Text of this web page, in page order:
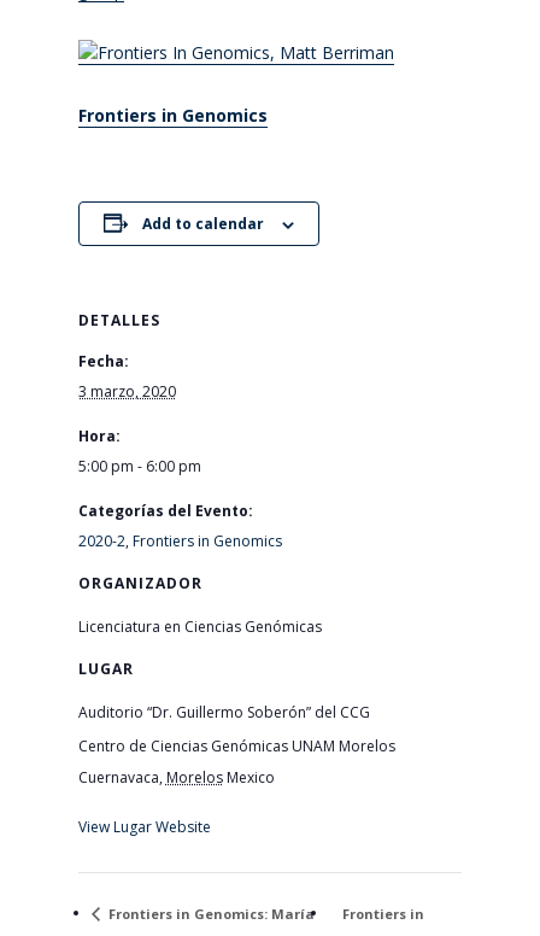
Frontiers in Genomics
Add to calendar
DETALLES
Fecha:
3 marzo, 2020
Hora:
5:00 pm - 6:00 pm
Categorías del Evento:
2020-2,Frontiers in Genomics
LUGAR
Auditorio “Dr. Guillermo Soberón” del CCG
Centro de Ciencias Genómicas UNAM Morelos
Cuernavaca, Morelos Mexico
View Lugar Website
ORGANIZADOR
Licenciatura en Ciencias Genómicas
Frontiers in Genomics: María
Frontiers in